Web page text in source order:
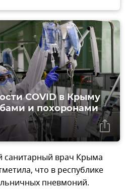
COVID в Крыму
и похоронами
санитарный врач Крыма
что в республике
пневмоний.